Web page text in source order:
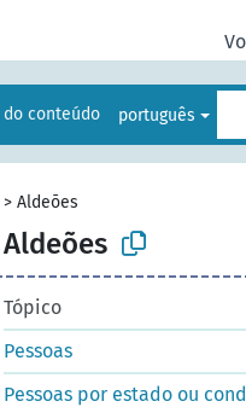
do conteúdo português
> Aldeões
Aldeões
Tópico
Pessoas
Pessoas por estado ou